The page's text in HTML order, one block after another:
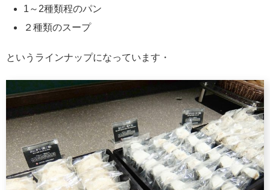
1～2種類程のパン
２種類のスープ
というラインナップになっています・